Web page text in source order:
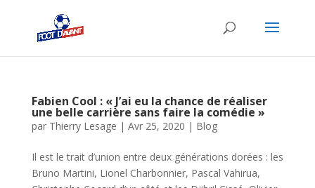
Fabien Cool : « J’ai eu la chance de réaliser
une belle carrière sans faire la comédie »
par Thierry Lesage | Avr 25, 2020 | Blog
Il est le trait d’union entre deux générations dorées : les
Bruno Martini, Lionel Charbonnier, Pascal Vahirua,